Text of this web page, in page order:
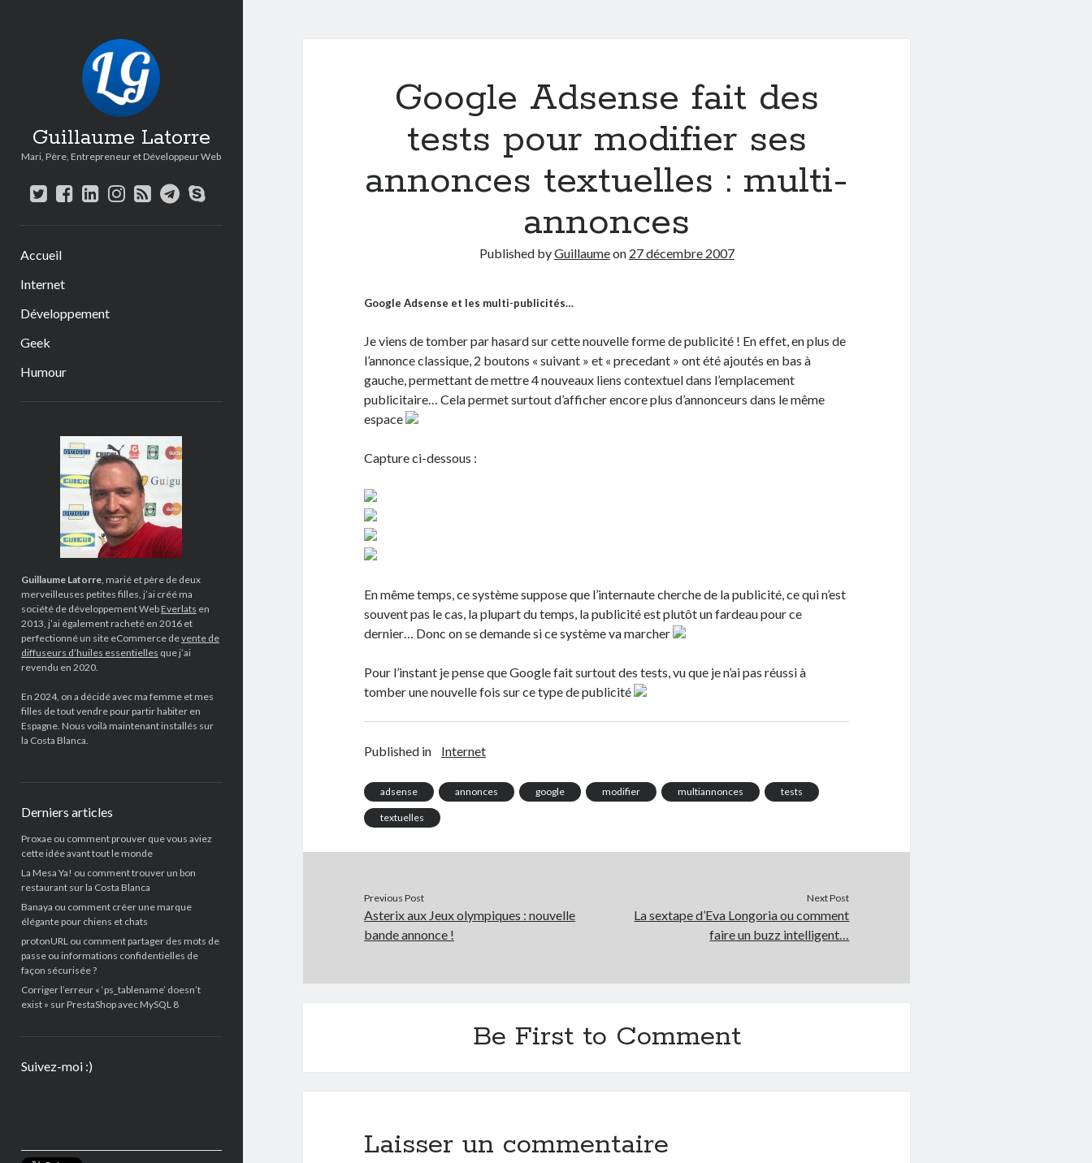
Guillaume Latorre
Mari, Père, Entrepreneur et Développeur Web
twitter
facebook
linkedin
instagram
rsstelegram
skype
Accueil
Internet
Développement
Geek
Humour
Guillaume Latorre, marié et père de deux
merveilleuses petites filles, j’ai créé ma
société de développement Web Everlats en
2013, j’ai également racheté en 2016 et
perfectionné un site eCommerce devente de
diffuseurs d’huiles essentielles que j’ai
revendu en 2020.
En 2024, on a décidé avec ma femme et mes
filles de tout vendre pour partir habiter en
Espagne. Nous voilà maintenant installés sur
la Costa Blanca.
Derniers articles
Proxae ou comment prouver que vous aviez
cette idée avant tout le monde
La Mesa Ya! ou comment trouver un bon
restaurant sur la Costa Blanca
Banaya ou comment créer une marque
élégante pour chiens et chats
protonURL ou comment partager des mots de
passe ou informations confidentielles de
façon sécurisée ?
Corriger l’erreur « ‘ps_tablename’ doesn’t
exist » sur PrestaShop avec MySQL 8
Suivez-moi :)
Google Adsense fait des
tests pour modifier ses
annonces textuelles : multi-
annonces
Published byGuillaumeon 27 décembre 2007
Google Adsense et les multi-publicités…
Je viens de tomber par hasard sur cette nouvelle forme de publicité ! En effet, en plus de
l’annonce classique, 2 boutons « suivant » et « precedant » ont été ajoutés en bas à
gauche, permettant de mettre 4 nouveaux liens contextuel dans l’emplacement
publicitaire… Cela permet surtout d’afficher encore plus d’annonceurs dans le même
espace
Capture ci-dessous :
En même temps, ce système suppose que l’internaute cherche de la publicité, ce qui n’est
souvent pas le cas, la plupart du temps, la publicité est plutôt un fardeau pour ce
dernier… Donc on se demande si ce système va marcher
Pour l’instant je pense que Google fait surtout des tests, vu que je n’ai pas réussi à
tomber une nouvelle fois sur ce type de publicité
Published in Internet
adsense annonces google modifier multiannonces tests
textuelles
Previous Post
Asterix aux Jeux olympiques : nouvelle
bande annonce !
Next Post
La sextape d’Eva Longoria ou comment
faire un buzz intelligent…
Be First to Comment
Laisser un commentaire